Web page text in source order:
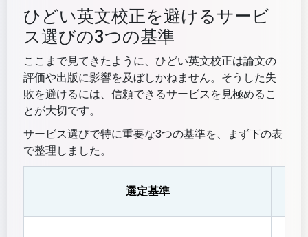
ひどい英文校正を避けるサービ
ス選びの3つの基準
ここまで見てきたように、ひどい英文校正は論文の
評価や出版に影響を及ぼしかねません。そうした失
敗を避けるには、信頼できるサービスを見極めるこ
とが大切です。
サービス選びで特に重要な3つの基準を、まず下の表
で整理しました。
選定基準